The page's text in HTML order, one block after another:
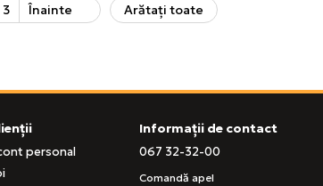
3 Înainte Arătați toate
personal
Informații de contact
067 32-32-00
Comandă apel